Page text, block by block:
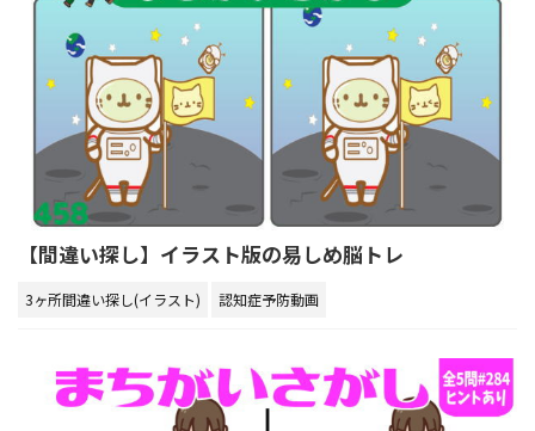
【間違い探し】イラスト版の易しめ脳トレ
3ヶ所間違い探し(イラスト) 認知症予防動画